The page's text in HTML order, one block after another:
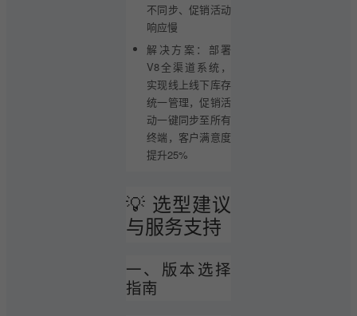
不同步、促销活动
响应慢
解决方案：部署
V8全渠道系统，
实现线上线下库存
统一管理，促销活
动一键同步至所有
终端，客户满意度
提升25%
💡 选型建议
与服务支持
一、版本选择
指南